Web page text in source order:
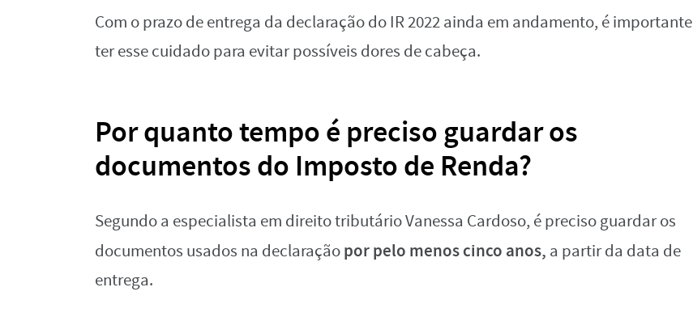
Com o prazo de entrega da declaração do IR 2022 ainda em andamento, é importante
ter esse cuidado para evitar possíveis dores de cabeça.
Por quanto tempo é preciso guardar os
documentos do Imposto de Renda?
Segundo a especialista em direito tributário Vanessa Cardoso, é preciso guardar os
documentos usados na declaraçãopor pelo menos cinco anos, a partir da data de
entrega.